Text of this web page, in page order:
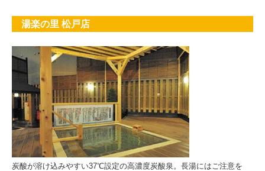
湯楽の里 松戸店
炭酸が溶け込みやすい37℃設定の高濃度炭酸泉。長湯にはご注意を